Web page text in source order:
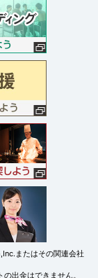
またはその関連会社
出金はできません。